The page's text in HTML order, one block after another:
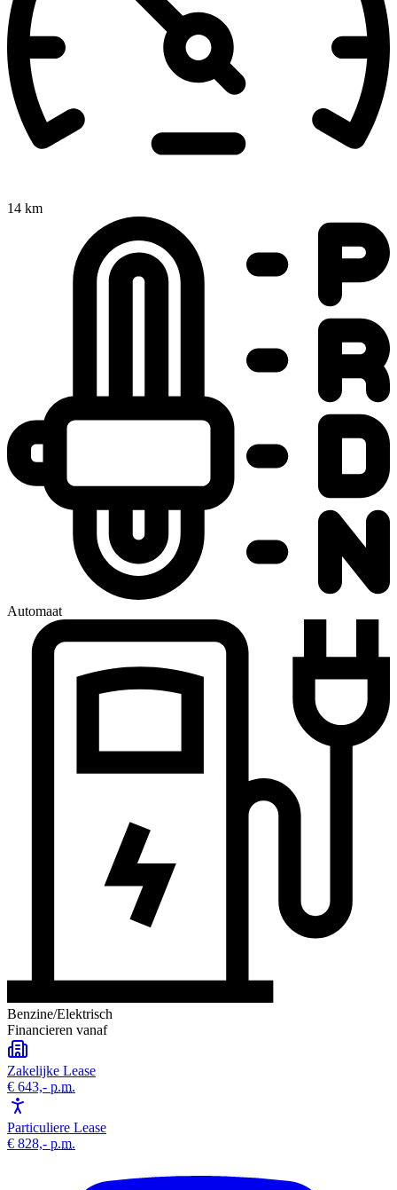
14 km
Automaat
Benzine/Elektrisch
Financieren vanaf
Zakelijke Lease
€ 643,- p.m.
Particuliere Lease
€ 828,- p.m.